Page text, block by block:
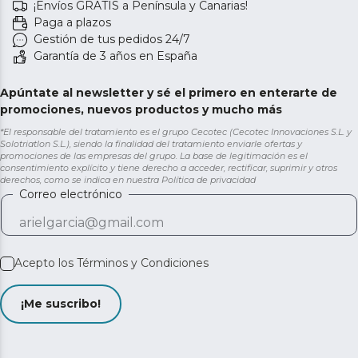
¡Envíos GRATIS a Península y Canarias!
Paga a plazos
Gestión de tus pedidos 24/7
Garantía de 3 años en España
Apúntate al newsletter y sé el primero en enterarte de
promociones, nuevos productos y mucho más
*El responsable del tratamiento es el grupo Cecotec (Cecotec Innovaciones S.L. y
Solotriatlon S.L.), siendo la finalidad del tratamiento enviarle ofertas y
promociones de las empresas del grupo. La base de legitimación es el
consentimiento explícito y tiene derecho a acceder, rectificar, suprimir y otros
derechos, como se indica en nuestra Política de privacidad
Correo electrónico
Acepto los Términos y Condiciones
¡Me suscribo!